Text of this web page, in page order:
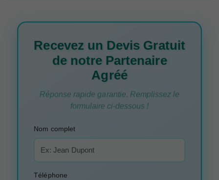
Recevez un Devis Gratuit
de notre Partenaire
Agréé
Réponse rapide garantie. Remplissez le
formulaire ci-dessous !
Nom complet
Téléphone